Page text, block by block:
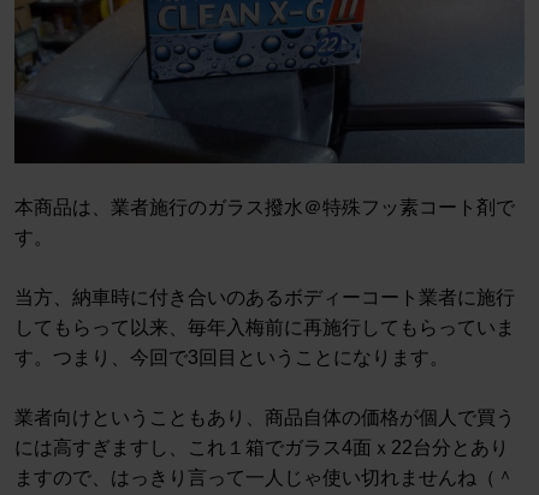
本商品は、業者施行のガラス撥水＠特殊フッ素コート剤で
す。
当方、納車時に付き合いのあるボディーコート業者に施行
してもらって以来、毎年入梅前に再施行してもらっていま
す。つまり、今回で3回目ということになります。
業者向けということもあり、商品自体の価格が個人で買う
には高すぎますし、これ１箱でガラス4面ｘ22台分とあり
ますので、はっきり言って一人じゃ使い切れませんね（＾